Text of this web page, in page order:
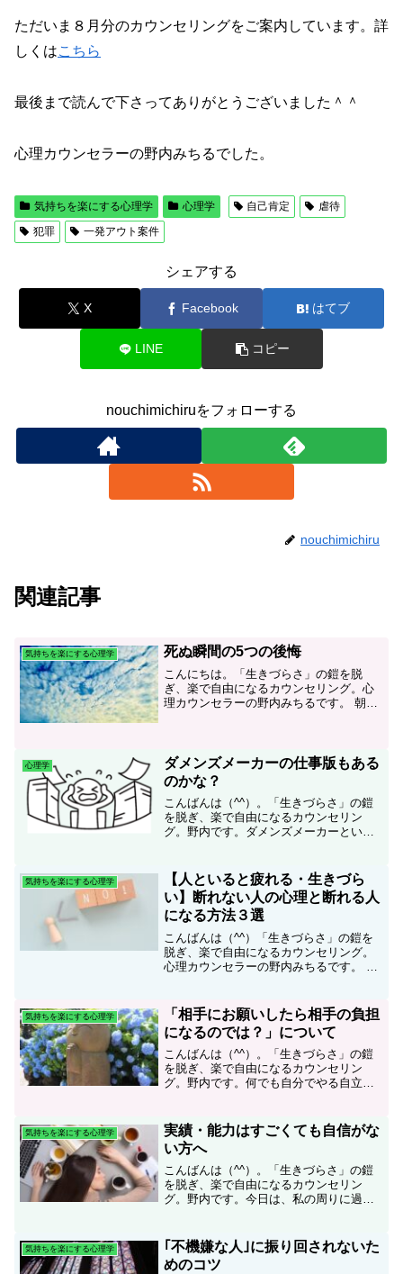
ただいま８月分のカウンセリングをご案内しています。詳
しくはこちら
最後まで読んで下さってありがとうございました＾＾
心理カウンセラーの野内みちるでした。
気持ちを楽にする心理学 心理学 自己肯定
虐待
犯罪
一発アウト案件
シェアする
X Facebook はてブ
LINE コピー
nouchimichiruをフォローする
nouchimichiru
関連記事
気持ちを楽にする心理学 死ぬ瞬間の5つの後悔
こんにちは。「生きづらさ」の鎧を脱
ぎ、楽で自由になるカウンセリング。心
理カウンセラーの野内みちるです。 朝6
感じたい。そう思っている...
心理学
ダメンズメーカーの仕事版もある
のかな？
こんばんは（^^）。「生きづらさ」の鎧
を脱ぎ、楽で自由になるカウンセリン
グ。野内です。ダメンズメーカーという
ていくこと）、なんか意外とそれの仕事
バージョンもあるような気...
気持ちを楽にする心理学
【人といると疲れる・生きづら
い】断れない人の心理と断れる人
になる方法３選
こんばんは（^^）「生きづらさ」の鎧を
脱ぎ、楽で自由になるカウンセリング。
心理カウンセラーの野内みちるです。 ※
い…人から何か頼まれたり、誘われたり
して、断れない、断...
気持ちを楽にする心理学
「相手にお願いしたら相手の負担
になるのでは？」について
こんばんは（^^）。「生きづらさ」の鎧
を脱ぎ、楽で自由になるカウンセリン
グ。野内です。何でも自分でやる自立的
も！？）人に何かをお願いするのが得意
ではないです（爆）。 人に...
気持ちを楽にする心理学
実績・能力はすごくても自信がな
い方へ
こんばんは（^^）。「生きづらさ」の鎧
を脱ぎ、楽で自由になるカウンセリン
グ。野内です。今日は、私の周りに過去
います。いやー、一時期、私の周り、こ
ういうタイプじゃない人を...
気持ちを楽にする心理学
｢不機嫌な人｣に振り回されないた
めのコツ